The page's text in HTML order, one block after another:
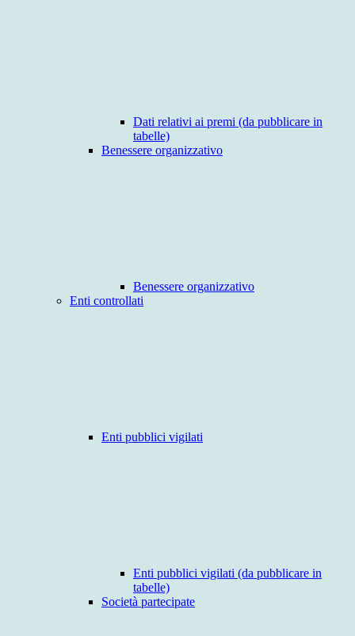
Dati relativi ai premi (da pubblicare in
tabelle)
Benessere organizzativo
Benessere organizzativo
Enti controllati
Enti pubblici vigilati
Enti pubblici vigilati (da pubblicare in
tabelle)
Società partecipate